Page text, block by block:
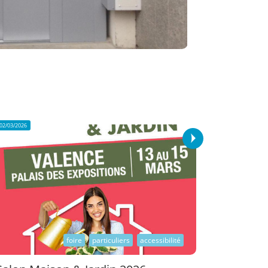
foire particuliers accessibilité
02/03/2026